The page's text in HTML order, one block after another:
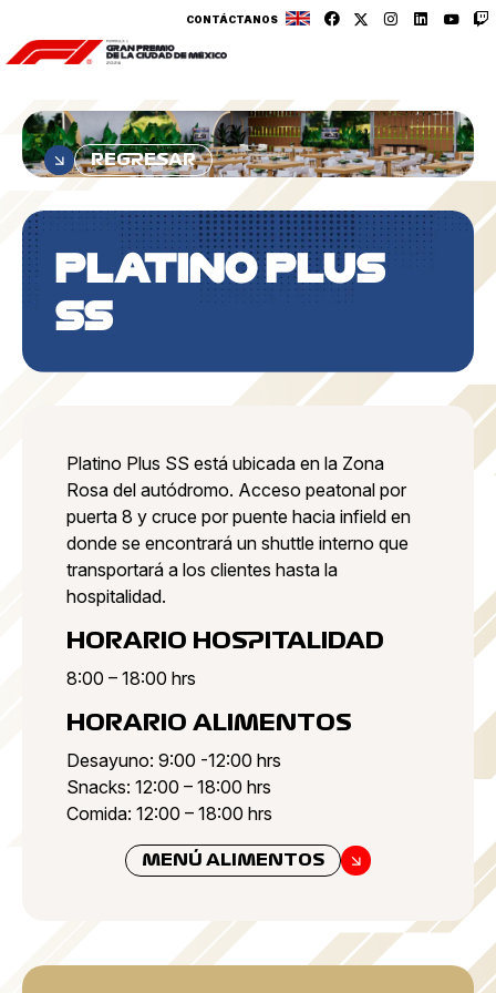
CONTÁCTANOS
REGRESAR
PLATINO PLUS
SS
Platino Plus SS está ubicada en la Zona
Rosa del autódromo. Acceso peatonal por
puerta 8 y cruce por puente hacia infield en
donde se encontrará un shuttle interno que
transportará a los clientes hasta la
hospitalidad.
HORARIO HOSPITALIDAD
8:00 – 18:00 hrs
HORARIO ALIMENTOS
Desayuno: 9:00 -12:00 hrs
Snacks: 12:00 – 18:00 hrs
Comida: 12:00 – 18:00 hrs
MENÚ ALIMENTOS